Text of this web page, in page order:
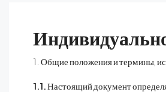
1. Общие положения и термины,
1.1.Настоящий документ